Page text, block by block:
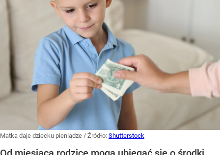
Matka daje dziecku pieniądze / Źródło: Shutterstock